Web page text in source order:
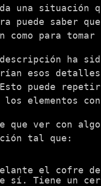
una situación
puede saber
para
ha
esos
puede
elementos
que ver con
tal que:
el cofre de
sí. Tiene un